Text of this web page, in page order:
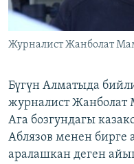
ЭЕ/АРнун бардык
Журналист Жанболат
Бүгүн Алматыда
журналист
Ага бозгундагы
Аблязов менен бирге
аралашкан деген